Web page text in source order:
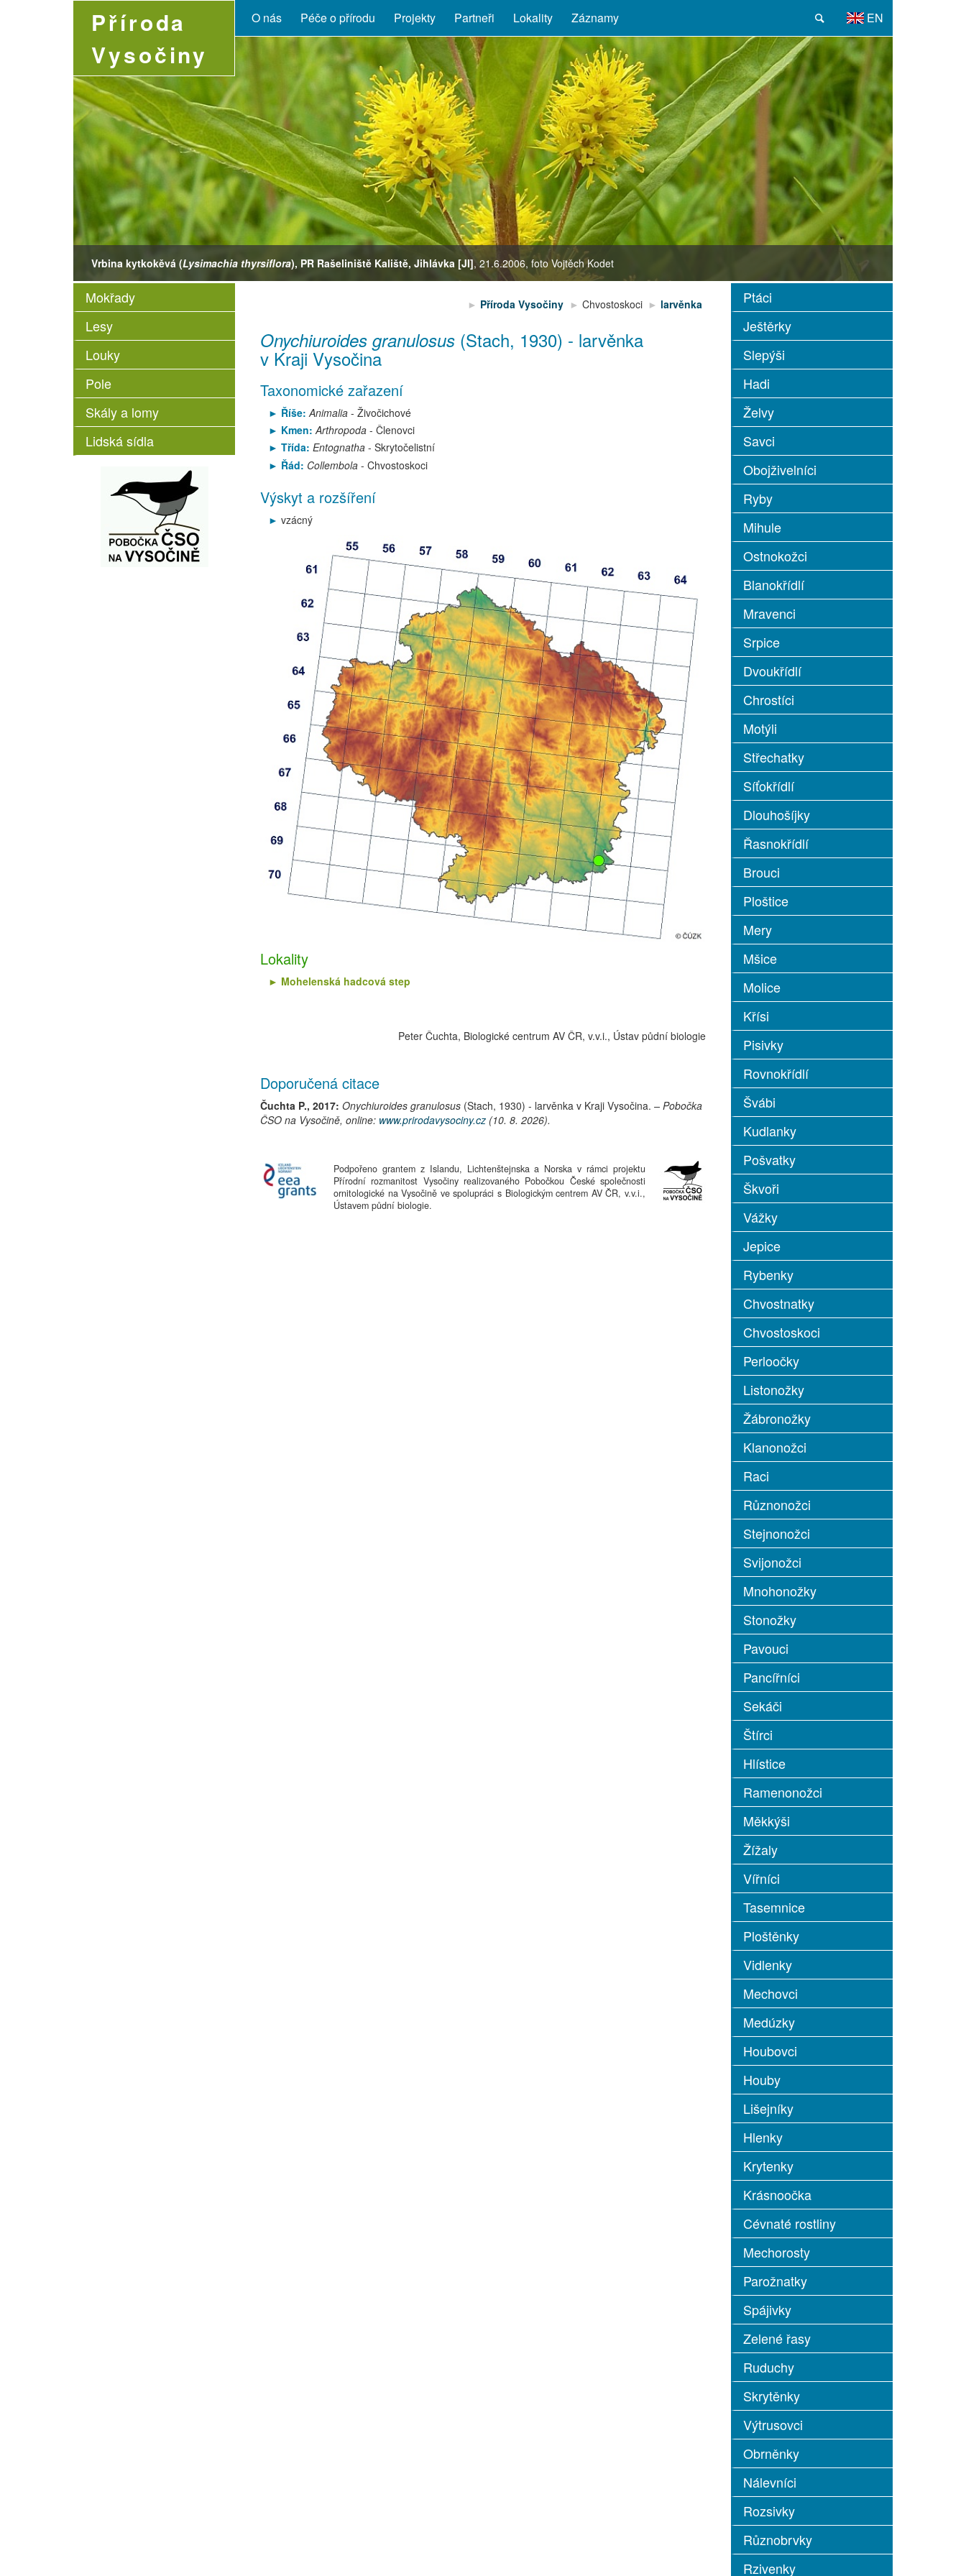
Příroda
Vysočiny
EN
O nás Péče o přírodu Projekty Partneři Lokality Záznamy
Vrbina kytkokěvá (Lysimachia thyrsiflora), PR Rašeliniště Kaliště, Jihlávka [JI], 21.6.2006, foto Vojtěch Kodet
Succisa pratensis
Leucojum vernum
Dactylorhiza majalis Eriophorum angustifolium
Coenonympha glycerion Platanthera bifolia
Mokřady
Lesy
Louky
Pole
Skály a lomy
Lidská sídla
Ptáci
Ještěrky
Slepýši
Hadi
Želvy
Savci
Obojživelníci
Ryby
Mihule
Ostnokožci
Blanokřídlí
Mravenci
Srpice
Dvoukřídlí
Chrostíci
Motýli
Střechatky
Síťokřídlí
Dlouhošíjky
Řasnokřídlí
Brouci
Ploštice
Mery
Mšice
Molice
Křísi
Pisivky
Rovnokřídlí
Švábi
Kudlanky
Pošvatky
Škvoři
Vážky
Jepice
Rybenky
Chvostnatky
Chvostoskoci
Perloočky
Listonožky
Žábronožky
Klanonožci
Raci
Různonožci
Stejnonožci
Svijonožci
Mnohonožky
Stonožky
Pavouci
Pancířníci
Sekáči
Štírci
Hlístice
Ramenonožci
Měkkýši
Žížaly
Vířníci
Tasemnice
Ploštěnky
Vidlenky
Mechovci
Medúzky
Houbovci
Houby
Lišejníky
Hlenky
Krytenky
Krásnoočka
Cévnaté rostliny
Mechorosty
Parožnatky
Spájivky
Zelené řasy
Ruduchy
Skrytěnky
Výtrusovci
Obrněnky
Nálevníci
Rozsivky
Různobrvky
Rzivenky
Příroda Vysočiny Chvostoskoci larvěnka
Onychiuroides granulosus (Stach, 1930) - larvěnka
v Kraji Vysočina
Taxonomické zařazení
Říše:Animalia- Živočichové
Kmen:Arthropoda- Členovci
Třída: Entognatha- Skrytočelistní
Řád: Collembola- Chvostoskoci
Výskyt a rozšíření
vzácný
Lokality
Mohelenská hadcová step
Peter Čuchta, Biologické centrum AV ČR, v.v.i., Ústav půdní biologie
Doporučená citace
Čuchta P., 2017: Onychiuroides granulosus (Stach, 1930) - larvěnka v Kraji Vysočina. – Pobočka
ČSO na Vysočině, online: www.prirodavysociny.cz (10. 8. 2026).
Podpořeno grantem z Islandu, Lichtenštejnska a Norska v rámci projektu
Přírodní rozmanitost Vysočiny realizovaného Pobočkou České společnosti
ornitologické na Vysočině ve spolupráci s Biologickým centrem AV ČR, v.v.i.,
Ústavem půdní biologie.